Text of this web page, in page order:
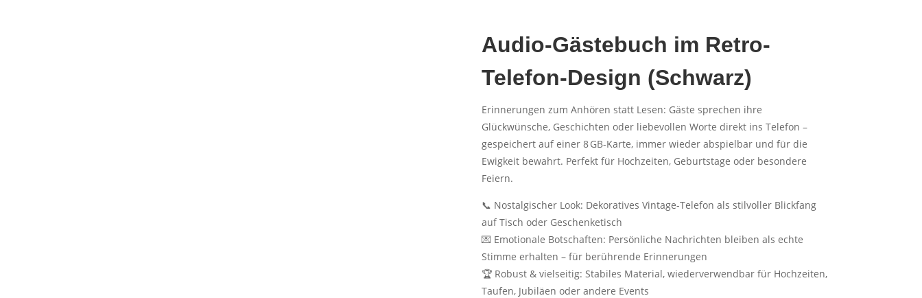
Audio-Gästebuch im Retro-
Telefon-Design (Schwarz)
Erinnerungen zum Anhören statt Lesen: Gäste sprechen ihre
Glückwünsche, Geschichten oder liebevollen Worte direkt ins Telefon –
gespeichert auf einer 8 GB-Karte, immer wieder abspielbar und für die
Ewigkeit bewahrt. Perfekt für Hochzeiten, Geburtstage oder besondere
Feiern.
📞 Nostalgischer Look: Dekoratives Vintage-Telefon als stilvoller Blickfang
auf Tisch oder Geschenketisch
💌 Emotionale Botschaften: Persönliche Nachrichten bleiben als echte
Stimme erhalten – für berührende Erinnerungen
🏆 Robust & vielseitig: Stabiles Material, wiederverwendbar für Hochzeiten,
Taufen, Jubiläen oder andere Events